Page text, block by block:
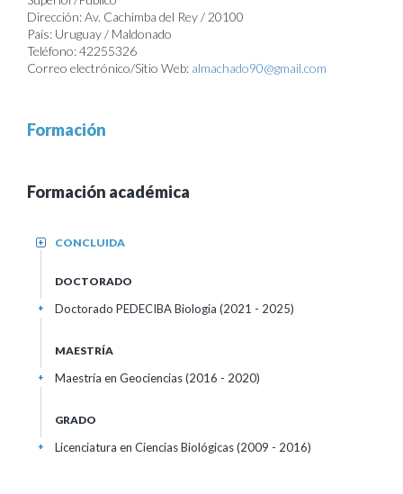
Dirección: Av. Cachimba del Rey / 20100
País: Uruguay / Maldonado
Teléfono: 42255326
Correo electrónico/Sitio Web: almachado90@gmail.com
Formación
Formación académica
CONCLUIDA
+
DOCTORADO
Doctorado PEDECIBA Biologia (2021 - 2025)
+
MAESTRÍA
Maestría en Geociencias (2016 - 2020)
+
GRADO
Licenciatura en Ciencias Biológicas (2009 - 2016)
+